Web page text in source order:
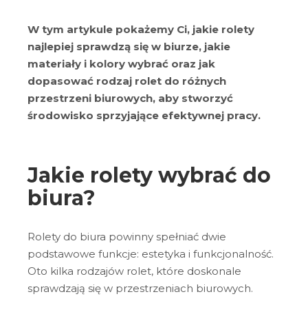
W tym artykule pokażemy Ci, jakie rolety
najlepiej sprawdzą się w biurze, jakie
materiały i kolory wybrać oraz jak
dopasować rodzaj rolet do różnych
przestrzeni biurowych, aby stworzyć
środowisko sprzyjające efektywnej pracy.
Jakie rolety wybrać do
biura?
Rolety do biura powinny spełniać dwie
podstawowe funkcje: estetyka i funkcjonalność.
Oto kilka rodzajów rolet, które doskonale
sprawdzają się w przestrzeniach biurowych.